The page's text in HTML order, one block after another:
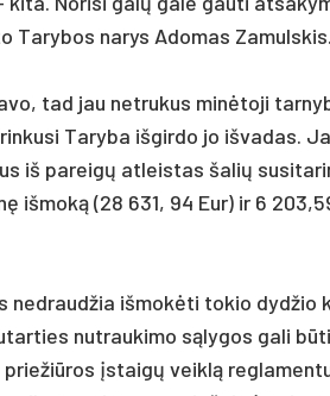
Ta­ry­bos na­rys Ado­mas Za­muls­kis.
tad jau ne­tru­kus minė­to­ji
Ta­ry­ba iš­gir­do jo iš­va­das.
iš pa­reigų at­leis­tas ša­lių
iš­moką (28 631, 94 Eur) ir 6
ne­draud­žia iš­mokė­ti to­kio dyd­žio
nu­trau­ki­mo sąly­gos ga­li
įstaigų veiklą